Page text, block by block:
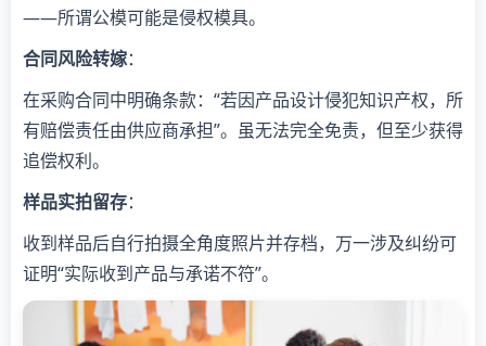
——所谓公模可能是侵权模具。
​合同风险转嫁​​：
在采购合同中明确条款：“若因产品设计侵犯知识产权，所
有赔偿责任由供应商承担”。虽无法完全免责，但至少获得
追偿权利。
​样品实拍留存​​：
收到样品后自行拍摄全角度照片并存档，万一涉及纠纷可
证明“实际收到产品与承诺不符”。